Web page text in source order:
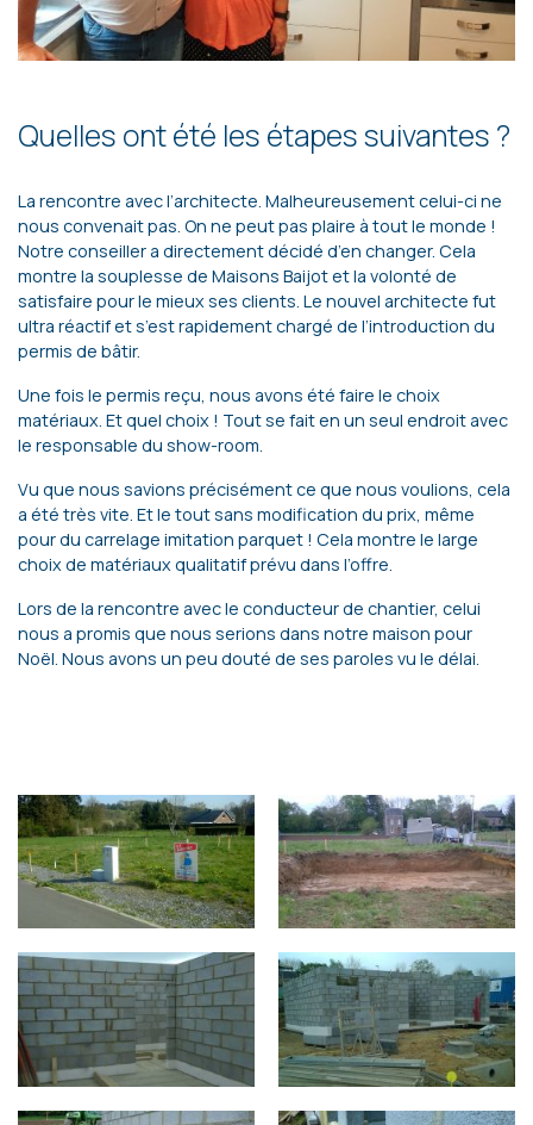
Quelles ont été les étapes suivantes ?
La rencontre avec l’architecte. Malheureusement celui-ci ne
nous convenait pas. On ne peut pas plaire à tout le monde !
Notre conseiller a directement décidé d’en changer. Cela
montre la souplesse de Maisons Baijot et la volonté de
satisfaire pour le mieux ses clients. Le nouvel architecte fut
ultra réactif et s’est rapidement chargé de l’introduction du
permis de bâtir.
Une fois le permis reçu, nous avons été faire le choix
matériaux. Et quel choix ! Tout se fait en un seul endroit avec
le responsable du show-room.
Vu que nous savions précisément ce que nous voulions, cela
a été très vite. Et le tout sans modification du prix, même
pour du carrelage imitation parquet ! Cela montre le large
choix de matériaux qualitatif prévu dans l’offre.
Lors de la rencontre avec le conducteur de chantier, celui
nous a promis que nous serions dans notre maison pour
Noël. Nous avons un peu douté de ses paroles vu le délai.